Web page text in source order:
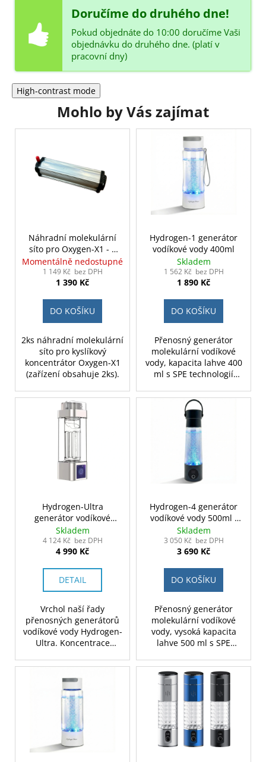
Doručíme do druhého dne!
Pokud objednáte do 10:00 doručíme Vaši
objednávku do druhého dne. (platí v
pracovní dny)
High-contrast mode
Mohlo by Vás zajímat
Náhradní molekulární
síto pro Oxygen-X1 - 2
ks
Momentálně nedostupné
1 149 Kč bez DPH
1 390 Kč
DO KOŠÍKU
2ks náhradní molekulární
síto pro kyslíkový
koncentrátor Oxygen-X1
(zařízení obsahuje 2ks).
Hydrogen-1 generátor
vodíkové vody 400ml
Skladem
1 562 Kč bez DPH
1 890 Kč
DO KOŠÍKU
Přenosný generátor
molekulární vodíkové
vody, kapacita lahve 400
ml s SPE technologií
membránou, 3000 mAh
akumulátorem a stylovým
designem. Možnost
inhalace plynného
vodíku. Baleno v dárkové
krabici. Barva bílá. Verze
z borosilikátového skla.
Hydrogen-Ultra
generátor vodíkové
vody 350ml
Skladem
4 124 Kč bez DPH
4 990 Kč
DETAIL
Vrchol naší řady
přenosných generátorů
vodíkové vody Hydrogen-
Ultra. Koncentrace
až -600mV. Kapacita 350
ml, nejmodernější
technologie SPE, špičková
membrána PEM DuPont
N117, 4000mAh
akumulátor, uhlíkový filtr,
možnost inhalace vodíku.
K dispozici ve dvou
barvách. Baleno v
Hydrogen-4 generátor
vodíkové vody 500ml -
černý
Skladem
3 050 Kč bez DPH
3 690 Kč
DO KOŠÍKU
Přenosný generátor
molekulární vodíkové
vody, vysoká kapacita
lahve 500 ml s SPE
a PEM membránou, 2200
mAh akumulátorem a
stylovým designem.
Baleno v dárkové krabici.
Barva černá.